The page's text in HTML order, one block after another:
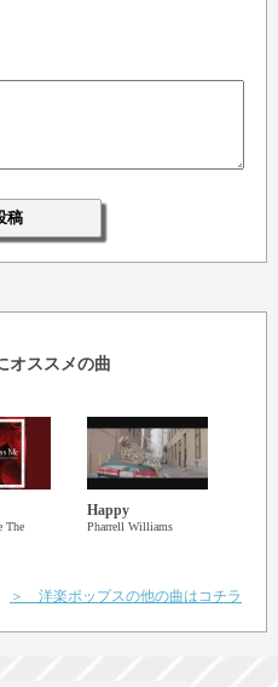
オススメの曲
The
Happy
Pharrell Williams
＞ 洋楽ポップスの他の曲はコチラ